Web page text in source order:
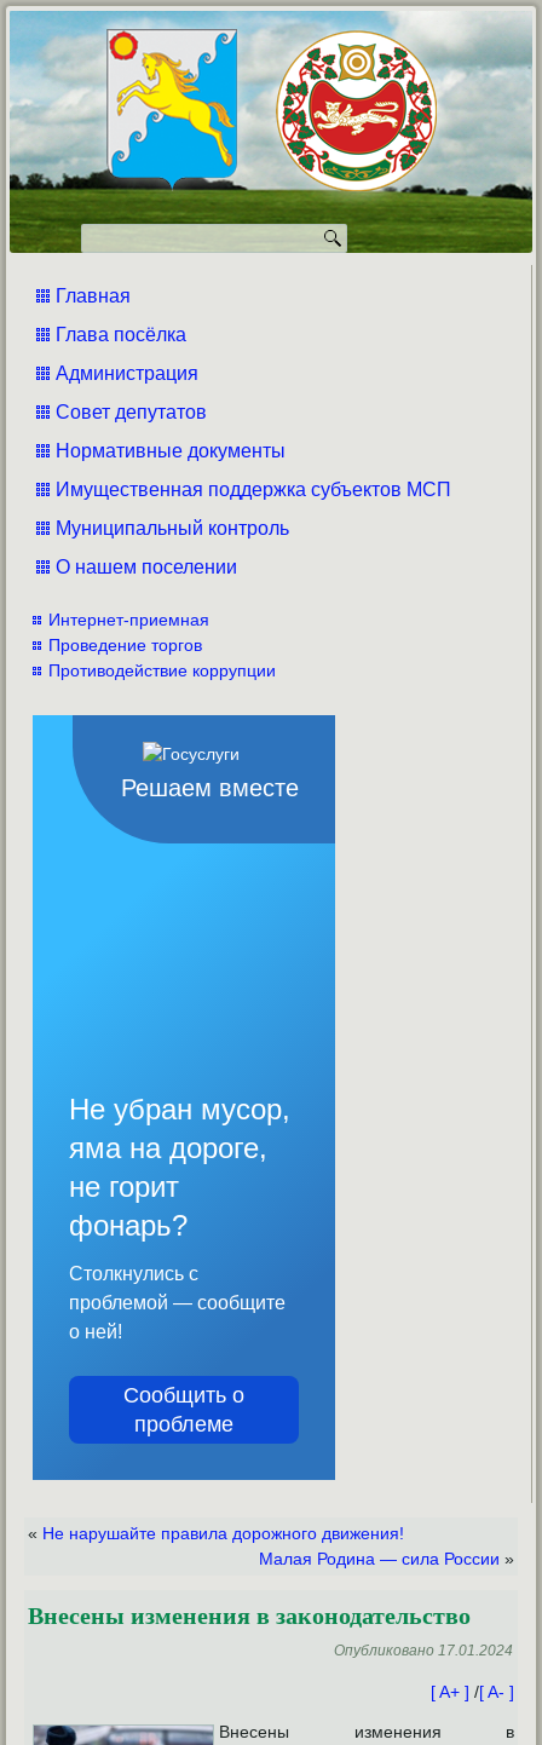
Главная
Глава посёлка
Администрация
Совет депутатов
Нормативные документы
Имущественная поддержка субъектов МСП
Муниципальный контроль
О нашем поселении
Интернет-приемная
Проведение торгов
Противодействие коррупции
Решаем вместе
Не убран мусор,
яма на дороге,
не горит
фонарь?
Столкнулись с
проблемой — сообщите
о ней!
Сообщить о
проблеме
« Не нарушайте правила дорожного движения!
Малая Родина — сила России »
Внесены изменения в законодательство
Опубликовано 17.01.2024
[ A+ ] /[ A- ]
Внесены изменения в